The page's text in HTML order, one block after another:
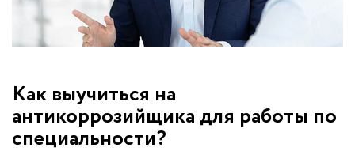
Как выучиться на
антикоррозийщика для работы по
специальности?